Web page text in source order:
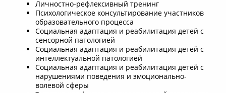
Личностно-рефлексивный тренинг
Психологическое консультирование участников
образовательного процесса
Социальная адаптация и реабилитация детей с
сенсорной патологией
Социальная адаптация и реабилитация детей с
интеллектуальной патологией
Социальная адаптация и реабилитация детей с
нарушениями поведения и эмоционально-
волевой сферы